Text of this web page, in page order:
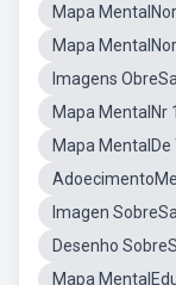
Mapa
Mapa
Imagens
Mapa MentalNr
Mapa MentalDe
Imagen
Desenho
Mapa